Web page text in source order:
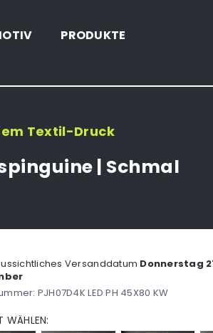
PRODUKTE
Textil-Druck
| Schmal
Versanddatum Donnerstag
PJH07D4K LED PH 45X80 KW
WÄHLEN: